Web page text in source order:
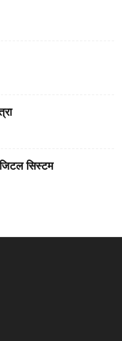
सिस्टम